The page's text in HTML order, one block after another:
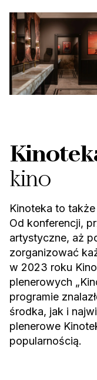
kino
Kinoteka to
Od konferencji,
artystyczne, aż
zorganizować
w 2023 roku
plenerowych
programie
środka, jak i
plenerowe
popularnością.